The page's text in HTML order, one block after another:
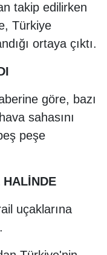
takip edilirken
Türkiye
ortaya çıktı.
göre, bazı
sahasını
peşe
HALİNDE
uçaklarına